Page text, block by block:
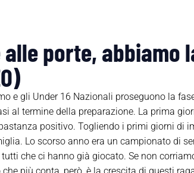
alle porte,
e gli Under 16 Nazionali proseguono la
al termine della preparazione. La prima
positivo. Togliendo i primi giorni di
Lo scorso anno era un campionato di
che ci hanno già giocato. Se non